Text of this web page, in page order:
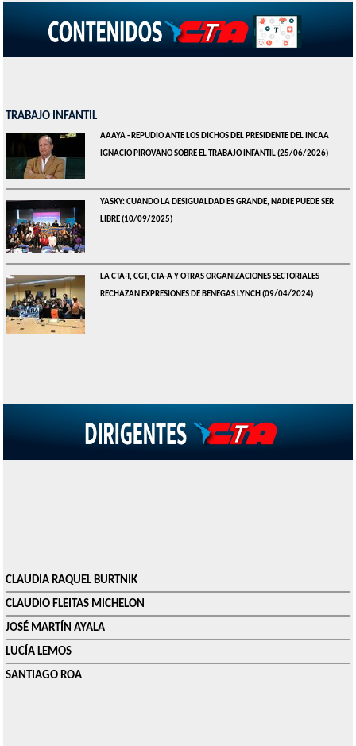
TRABAJO INFANTIL
AAAYA - REPUDIO ANTE LOS DICHOS DEL PRESIDENTE DEL INCAA
IGNACIO PIROVANO SOBRE EL TRABAJO INFANTIL(25/06/2026)
YASKY: CUANDO LA DESIGUALDAD ES GRANDE, NADIE PUEDE SER
LIBRE(10/09/2025)
LA CTA-T, CGT, CTA-A Y OTRAS ORGANIZACIONES SECTORIALES
RECHAZAN EXPRESIONES DE BENEGAS LYNCH (09/04/2024)
CLAUDIA RAQUEL BURTNIK
CLAUDIO FLEITAS MICHELON
JOSÉ MARTÍN AYALA
LUCÍA LEMOS
SANTIAGO ROA